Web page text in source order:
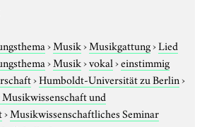
›Musik›Musikgattung›Lied
›Musik›vokal›einstimmig
›Humboldt-Universität zu Berlin›
und
›Musikwissenschaftliches Seminar